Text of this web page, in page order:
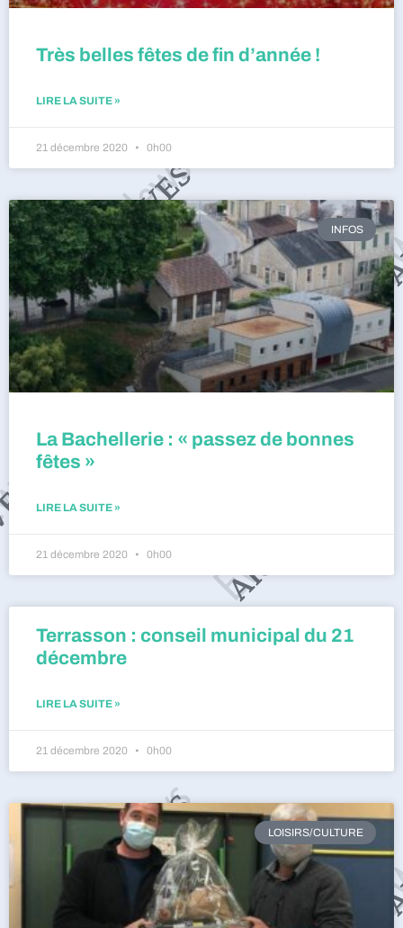
Très belles fêtes de fin d’année !
LIRE LA SUITE »
21 décembre 2020 0h00
INFOS
La Bachellerie : « passez de bonnes
fêtes »
LIRE LA SUITE »
21 décembre 2020 0h00
Terrasson : conseil municipal du 21
décembre
LIRE LA SUITE »
21 décembre 2020 0h00
LOISIRS/CULTURE